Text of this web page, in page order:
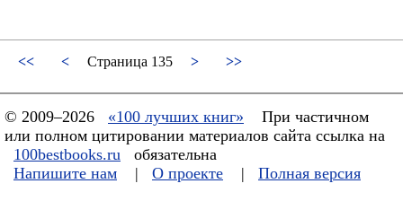
<< < Страница 135 > >>
© 2009–2026 «100 лучших книг»
При частичном
или полном цитировании материалов сайта ссылка на
100bestbooks.ru
обязательна
Напишите нам
| О проекте | Полная версия